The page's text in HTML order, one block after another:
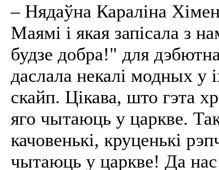
– Нядаўна Караліна
Маямі і якая запісала з
будзе добра!" для
даслала некалі модных у
скайп. Цікава, што гэта
яго чытаюць у царкве.
качовенькі, круценькі
чытаюць у царкве! Да нас